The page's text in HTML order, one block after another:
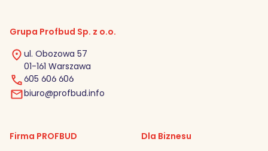
Grupa Profbud Sp. z o.o.
ul. Obozowa 57
01-161 Warszawa
605 606 606
biuro@profbud.info
Firma PROFBUD
Dla Biznesu